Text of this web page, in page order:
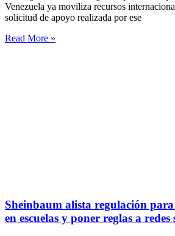
Venezuela ya moviliza recursos
solicitud de apoyo realizada por ese
Read More »
Sheinbaum alista regulación
en escuelas y poner reglas a redes